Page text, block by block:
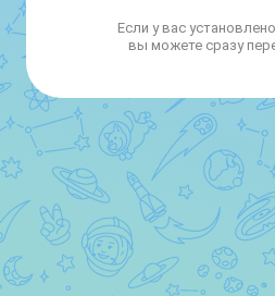
Если у вас
вы можете сразу